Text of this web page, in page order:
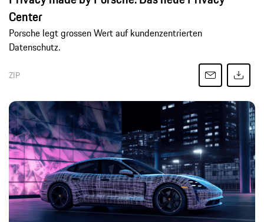
Center
Porsche legt grossen Wert auf kundenzentrierten
Datenschutz.
ZIP